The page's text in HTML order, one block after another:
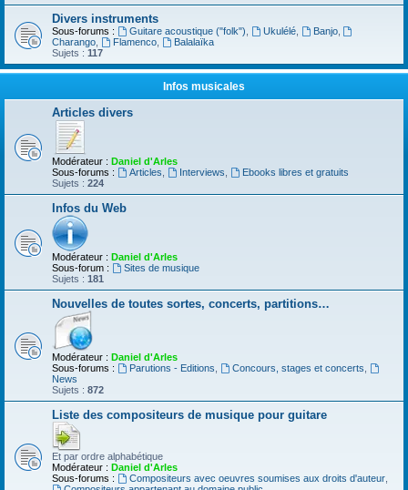
Divers instruments
Sous-forums : Guitare acoustique ("folk") Ukulélé, Banjo,
Charango
Flamenco,
Balalaïka
Sujets : 117
Infos musicales
Articles divers
Modérateur : Daniel d'Arles
Sous-forums :
Articles Interviews
Ebooks libres et gratuits
Sujets : 224
Infos du Web
Modérateur : Daniel d'Arles
Sous-forum :
Sites de musique
Sujets : 181
Nouvelles de toutes sortes, concerts, partitions…
Modérateur : Daniel d'Arles
Sous-forums :
Parutions - Editions Concours, stages et concerts
News
Sujets : 872
Liste des compositeurs de musique pour guitare
Et par ordre alphabétique
Modérateur : Daniel d'Arles
Sous-forums :
Compositeurs avec oeuvres soumises aux droits d'auteur,